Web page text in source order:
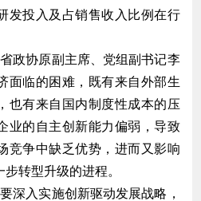
发投入及占销售收入比例在行
政协原副主席、党组副书记李
面临的困难，既有来自外部生
也有来自国内制度性成本的压
业的自主创新能力偏弱，导致
竞争中缺乏优势，进而又影响
转型升级的进程。
入实施创新驱动发展战略，